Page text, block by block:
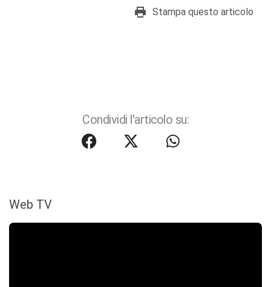
Stampa questo articolo
Condividi l'articolo su:
Web TV